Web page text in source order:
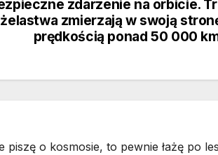
zdarzenie na orbicie.
zmierzają w swoją
prędkością ponad 50 000
o kosmosie, to pewnie łażę po